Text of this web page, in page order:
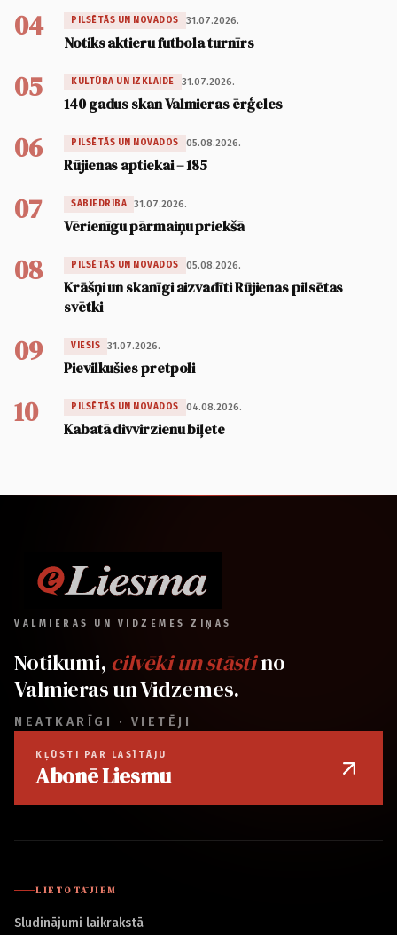
04 PILSĒTĀS UN NOVADOS 31.07.2026.
Notiks aktieru futbola turnīrs
05 KULTŪRA UN IZKLAIDE 31.07.2026.
140 gadus skan Valmieras ērģeles
06 PILSĒTĀS UN NOVADOS 05.08.2026.
Rūjienas aptiekai – 185
07 SABIEDRĪBA 31.07.2026.
Vērienīgu pārmaiņu priekšā
08 PILSĒTĀS UN NOVADOS 05.08.2026.
Krāšņi un skanīgi aizvadīti Rūjienas pilsētas
svētki
09 VIESIS 31.07.2026.
Pievilkušies pretpoli
10 PILSĒTĀS UN NOVADOS 04.08.2026.
Kabatā divvirzienu biļete
VALMIERAS UN VIDZEMES ZIŅAS
Notikumi, cilvēki un stāstino
Valmieras un Vidzemes.
NEATKARĪGI · VIETĒJI
KĻŪSTI PAR LASĪTĀJU
Abonē Liesmu
LIETOTĀJIEM
Sludinājumi laikrakstā